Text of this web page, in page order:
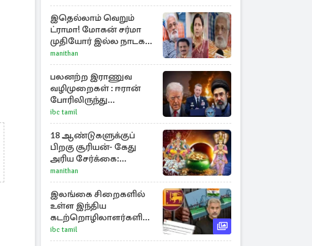
இதெல்லாம் வெறும்
ட்ராமா! மோகன் சர்மா
முதியோர் இல்ல நாடகம்
குறித்து குட்டி பத்மினி
பரபரப்பு பேட்டி
manithan
பலனற்ற இராணுவ
வழிமுறைகள் : ஈரான்
போரிலிருந்து
வெளியேறும்
வழியைத்தேடும்
அமெரிக்க தளபதி
ibc tamil
18 ஆண்டுகளுக்குப்
பிறகு சூரியன்- கேது
அரிய சேர்க்கை:
அதிர்ஷ்டம் பெறும் 3
ராசிகள்!
manithan
இலங்கை சிறைகளில்
உள்ள இந்திய
கடற்றொழிலாளர்களின்
பாதுகாப்பு :
விடுக்கப்பட்டுள்ள
ibc tamil